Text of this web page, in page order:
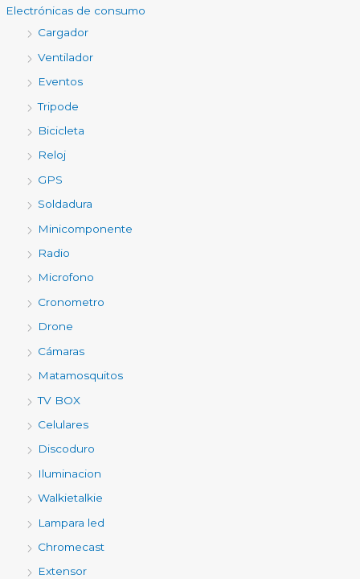
Electrónicas de consumo
Cargador
Ventilador
Eventos
Tripode
Bicicleta
Reloj
GPS
Soldadura
Minicomponente
Radio
Microfono
Cronometro
Drone
Cámaras
Matamosquitos
TV BOX
Celulares
Discoduro
Iluminacion
Walkietalkie
Lampara led
Chromecast
Extensor